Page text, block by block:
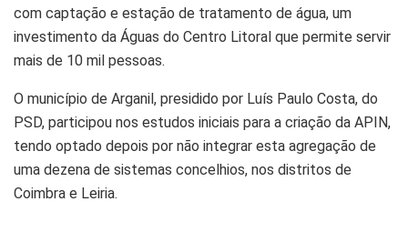
com captação e estação de tratamento de água, um
investimento da Águas do Centro Litoral que permite servir
mais de 10 mil pessoas.
O município de Arganil, presidido por Luís Paulo Costa, do
PSD, participou nos estudos iniciais para a criação da APIN,
tendo optado depois por não integrar esta agregação de
uma dezena de sistemas concelhios, nos distritos de
Coimbra e Leiria.